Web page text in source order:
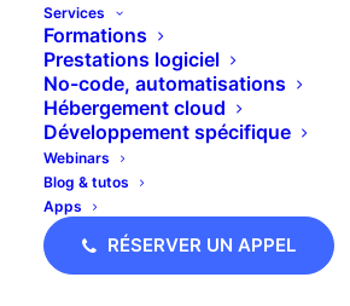
Services
Formations
Prestations logiciel
No-code, automatisations
Hébergement cloud
Développement spécifique
Webinars
Blog & tutos
Apps
RÉSERVER UN APPEL
Sage Online – Connexion fantôme